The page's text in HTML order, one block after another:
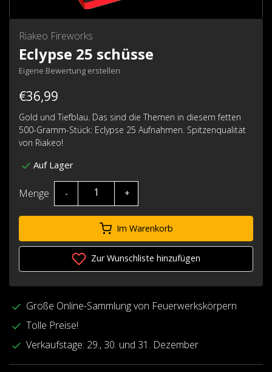
Riakeo Fireworks
Eclypse 25 schüsse
Eigene Bewertung erstellen
€36,99
Gold und Tiefblau. Das sind die Themen in diesem fetten
500-Gramm-Stück: Eclypse 25 Aufnahmen. Spitzenqualität
von Riakeo!
Auf Lager
Menge - +
Im Warenkorb
Zur Wunschliste hinzufügen
Große Online-Sammlung von Feuerwerkskörpern
Tolle Preise!
Verkaufstage: 29., 30. und 31. Dezember